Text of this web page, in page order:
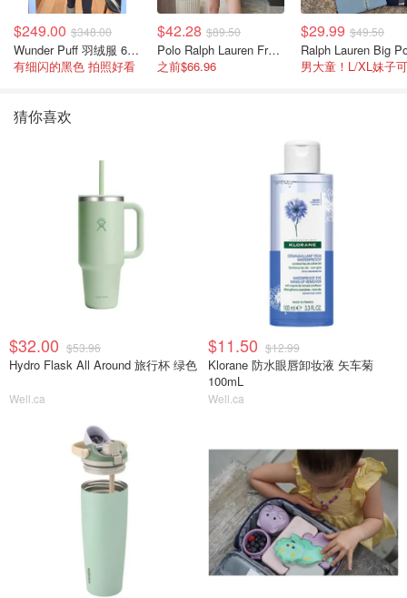
$249.00 $348.00
Wunder Puff 羽绒服 600蓬松度
有细闪的黑色 拍照好看
$42.28 $89.50
Polo Ralph Lauren French Terry 女童连帽卫衣 7-16码
之前$66.96
$29.99 $49.50
男大童！L/XL妹子
猜你喜欢
$32.00 $53.96
Hydro Flask All Around 旅行杯 绿色
Well.ca
$11.50 $12.99
Klorane 防水眼唇卸妆液 矢车菊
100mL
Well.ca